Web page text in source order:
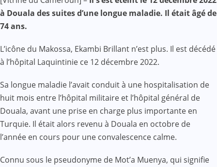
Mail
à Douala des suites d’une longue maladie. Il était âgé de
74 ans.
L’icône du Makossa, Ekambi Brillant n’est plus. Il est décédé
à l’hôpital Laquintinie ce 12 décembre 2022.
Sa longue maladie l’avait conduit à une hospitalisation de
huit mois entre l’hôpital militaire et l’hôpital général de
Douala, avant une prise en charge plus importante en
Turquie. Il était alors revenu à Douala en octobre de
l’année en cours pour une convalescence calme.
Connu sous le pseudonyme de Mot’a Muenya, qui signifie